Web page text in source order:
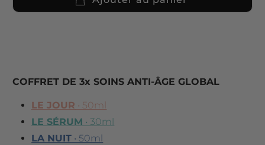
COFFRET DE 3x SOINSANTI-ÂGE GLOBAL
LE JOUR • 50ml
LE SÉRUM • 30ml
LA NUIT • 50ml